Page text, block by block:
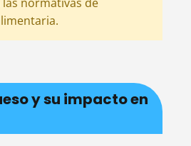
y su impacto en